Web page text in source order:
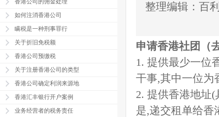
香港公司的佣金处理
如何注消香港公司
瞒税是一种刑事罪行
关于折旧免税额
香港公司预缴税
关于注册香港公司的类型
香港公司确定利润来源地
香港汇丰银行开户案例
业务经营者的税务责任
整理编辑：百
申请香港社团（
1. 提供最少一位
干事,其中一位为
2. 提供香港地址
是,递交租单给香